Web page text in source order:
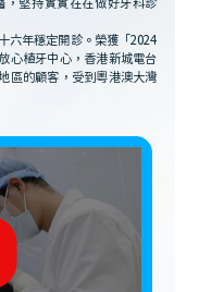
，堅持實實在在做好牙科診
六年穩定開診。榮獲「2024
心植牙中心，香港新城電台
區的顧客，受到粵港澳大灣